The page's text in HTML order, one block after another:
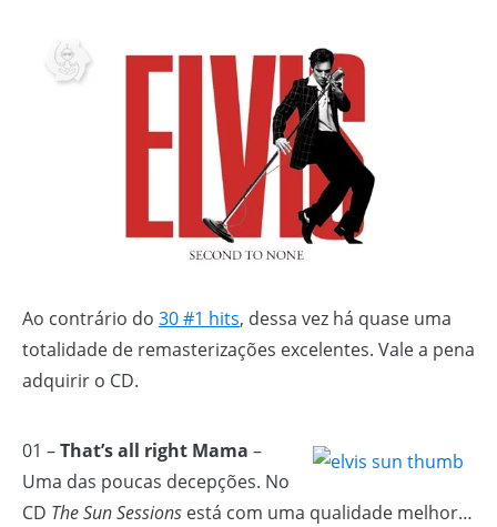
Ao contrário do 30 #1 hits, dessa vez há quase uma
totalidade de remasterizações excelentes. Vale a pena
adquirir o CD.
01 –That’s all right Mama –
Uma das poucas decepções. No
CD The Sun Sessions está com uma qualidade melhor…